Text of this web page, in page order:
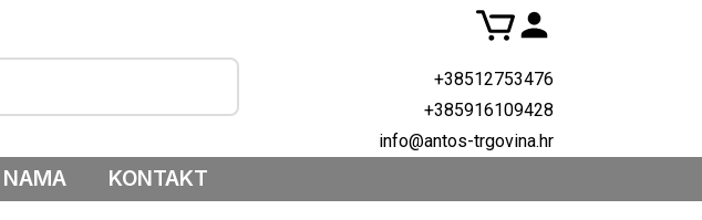
+38512753476
+385916109428
info@antos-trgovina.hr
NAMA KONTAKT